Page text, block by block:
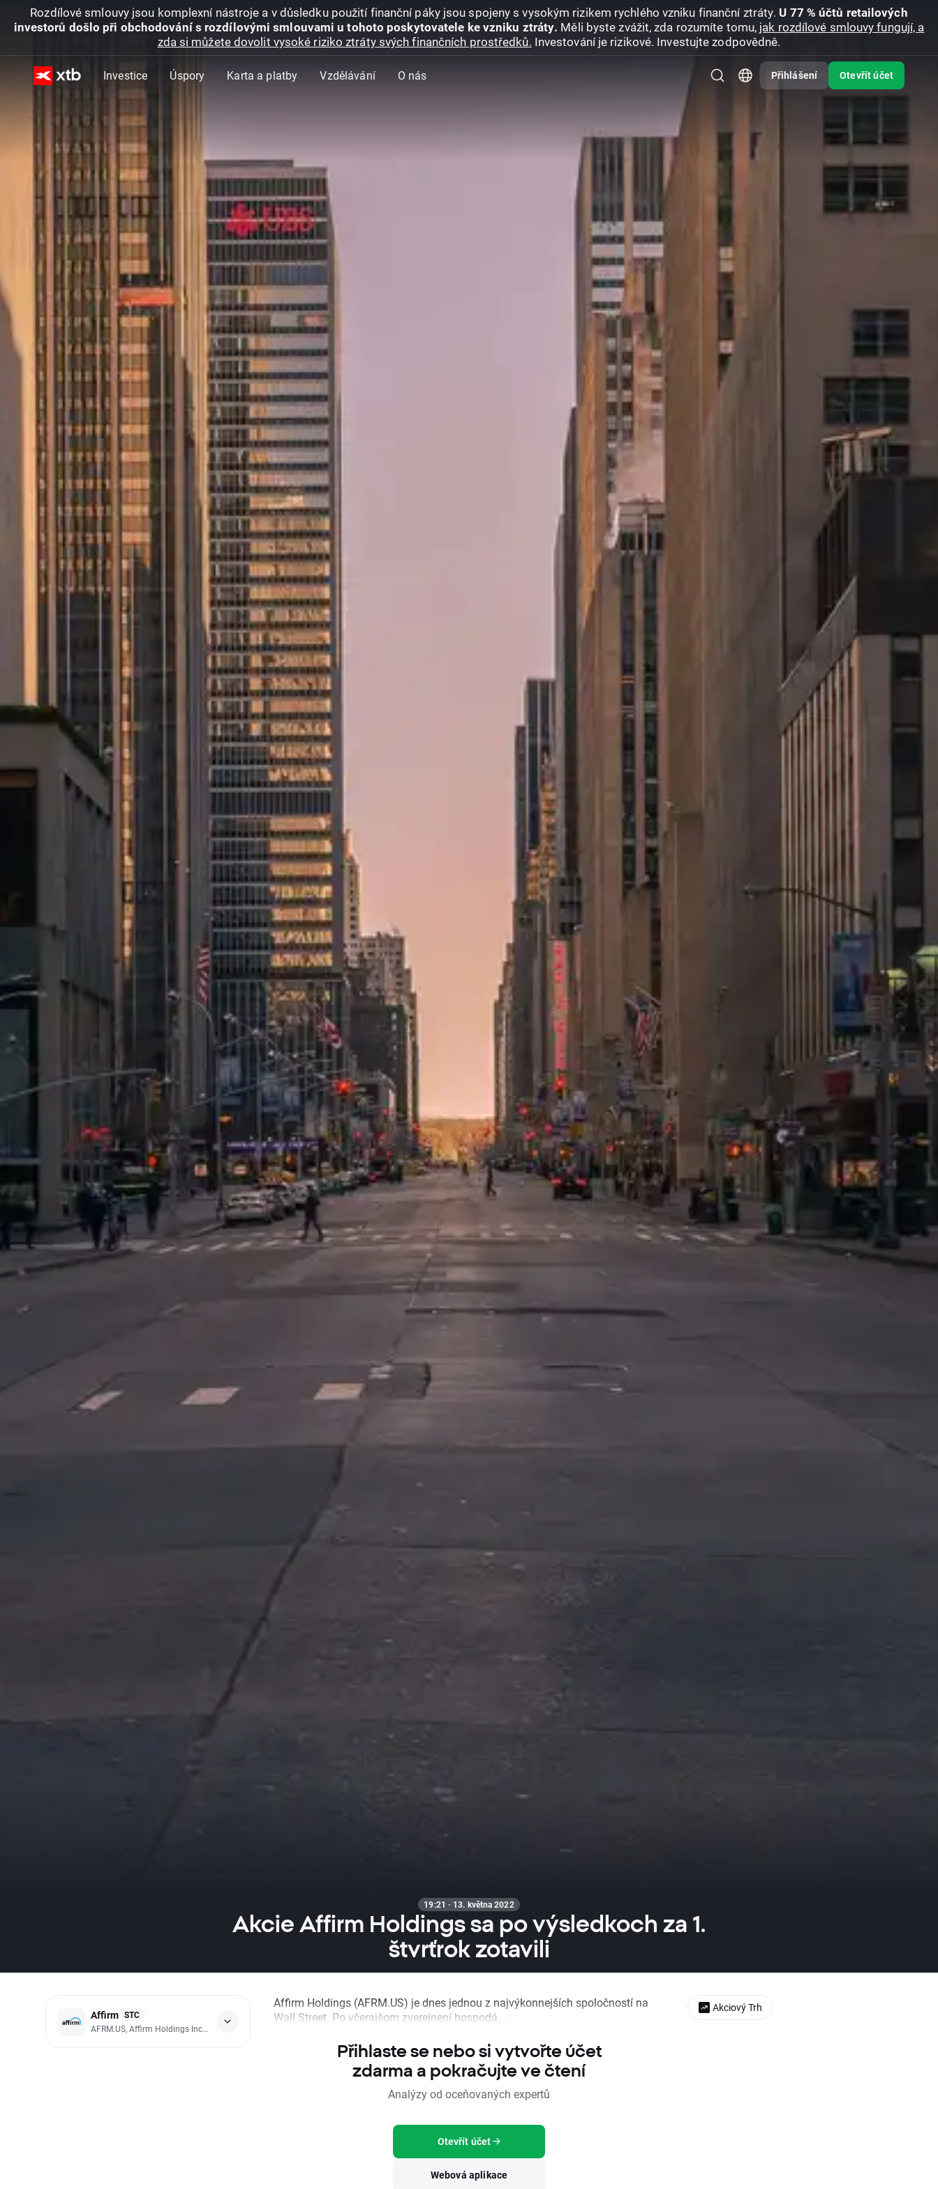
Rozdílové smlouvy jsou komplexní nástroje a v důsledku použití finanční páky jsou spojeny s vysokým rizikem rychlého vzniku finanční ztráty. U 77 % účtů retailových
investorů došlo při obchodování s rozdílovými smlouvami u tohoto poskytovatele ke vzniku ztráty. Měli byste zvážit, zda rozumíte tomu, jak rozdílové smlouvy fungují, a
zda si můžete dovolit vysoké riziko ztráty svých finančních prostředků. Investování je rizikové. Investujte zodpovědně.
Investice Úspory Karta a platby Vzdělávání O nás Přihlášení Otevřít účet
19:21 · 13. května 2022
Akcie Affirm Holdings sa po výsledkoch za 1.
štvrťrok zotavili
Affirm STC
AFRM.US, Affirm Holdings Inc - Class A
Affirm Holdings (AFRM.US) je dnes jednou z najvýkonnejších spoločností na
Wall Street. Po včerajšom zverejnení hospodá...
Přihlaste se nebo si vytvořte účet
zdarma a pokračujte ve čtení
Analýzy od oceňovaných expertů
Otevřít účet
Webová aplikace
Akciový Trh